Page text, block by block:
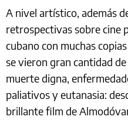
A nivel artístico, además
retrospectivas sobre cine
cubano con muchas
se vieron gran cantidad
muerte digna,
paliativos y eutanasia:
brillante film de